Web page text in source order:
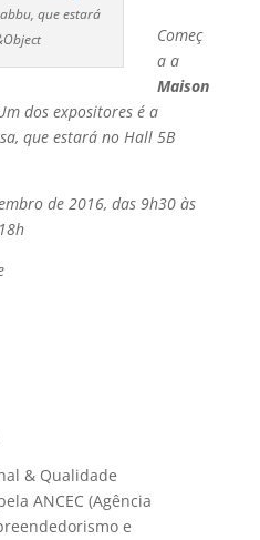
que estará
Começ
a a
Maison
dos expositores é a
que estará no Hall 5B
de 2016, das 9h30 às
& Qualidade
ANCEC (Agência
e